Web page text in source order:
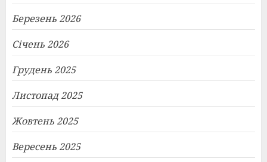
Березень 2026
Січень 2026
Грудень 2025
Листопад 2025
Жовтень 2025
Вересень 2025